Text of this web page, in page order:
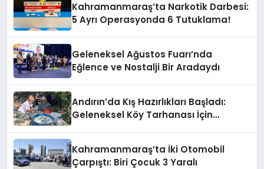
Kahramanmaraş’ta Narkotik Darbesi:
5 Ayrı Operasyonda 6 Tutuklama!
Geleneksel Ağustos Fuarı’nda
Eğlence ve Nostalji Bir Aradaydı
Andırın’da Kış Hazırlıkları Başladı:
Geleneksel Köy Tarhanası İçin
Kahramanmaraş’ta İki Otomobil
Çarpıştı: Biri Çocuk 3 Yaralı